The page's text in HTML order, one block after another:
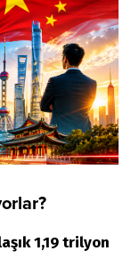
1,19 trilyon